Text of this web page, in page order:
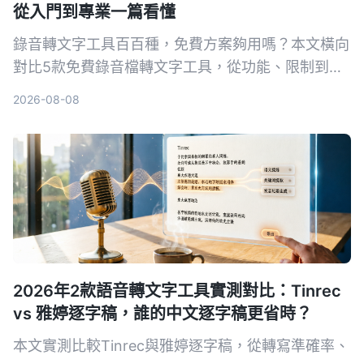
從入門到專業一篇看懂
錄音轉文字工具百百種，免費方案夠用嗎？本文橫向
對比5款免費錄音檔轉文字工具，從功能、限制到適
2026-08-08
2026年2款語音轉文字工具實測對比：Tinrec
vs 雅婷逐字稿，誰的中文逐字稿更省時？
本文實測比較Tinrec與雅婷逐字稿，從轉寫準確率、